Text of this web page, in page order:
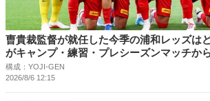
曺貴裁監督が就任した今季の浦和レッズは
がキャンプ・練習・プレシーズンマッチか
構成：YOJI-GEN
2026/8/6 12:15